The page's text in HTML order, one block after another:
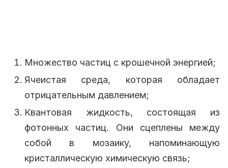
Множество частиц с крошечной энергией;
Ячеистая среда, которая обладает
отрицательным давлением;
Квантовая жидкость, состоящая из
фотонных частиц. Они сцеплены между
собой в мозаику, напоминающую
кристаллическую химическую связь;